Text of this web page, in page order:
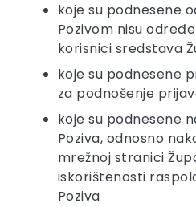
koje su podnesene
Pozivom nisu
korisnici sredstava
koje su podnesene
za podnošenje
koje su podnesene
Poziva, odnosno
mrežnoj stranici
iskorištenosti
Poziva